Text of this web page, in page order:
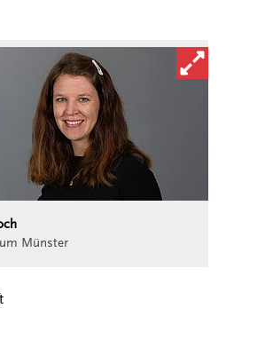
Bild in
Münster